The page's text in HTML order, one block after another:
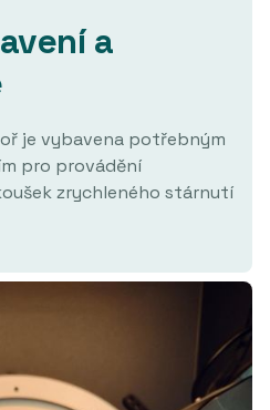
a
je vybavena potřebným
pro provádění
zrychleného stárnutí